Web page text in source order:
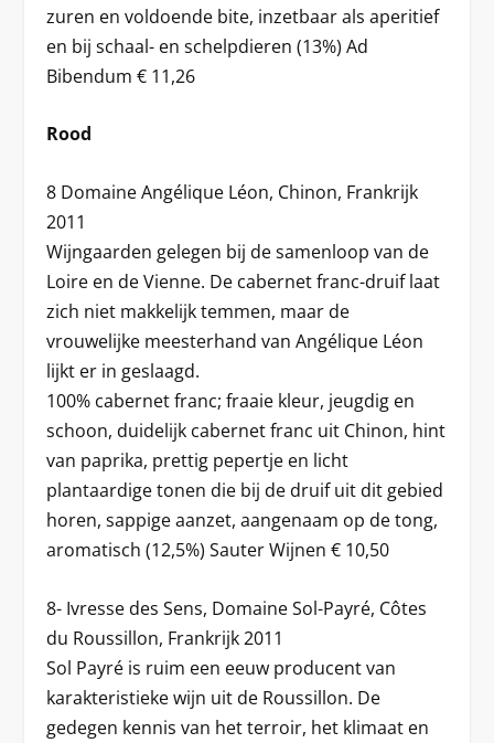
zuren en voldoende bite, inzetbaar als aperitief
en bij schaal- en schelpdieren (13%) Ad
Bibendum € 11,26
Rood
8 Domaine Angélique Léon, Chinon, Frankrijk
2011
Wijngaarden gelegen bij de samenloop van de
Loire en de Vienne. De cabernet franc-druif laat
zich niet makkelijk temmen, maar de
vrouwelijke meesterhand van Angélique Léon
lijkt er in geslaagd.
100% cabernet franc; fraaie kleur, jeugdig en
schoon, duidelijk cabernet franc uit Chinon, hint
van paprika, prettig pepertje en licht
plantaardige tonen die bij de druif uit dit gebied
horen, sappige aanzet, aangenaam op de tong,
aromatisch (12,5%) Sauter Wijnen € 10,50
8- Ivresse des Sens, Domaine Sol-Payré, Côtes
du Roussillon, Frankrijk 2011
Sol Payré is ruim een eeuw producent van
karakteristieke wijn uit de Roussillon. De
gedegen kennis van het terroir, het klimaat en